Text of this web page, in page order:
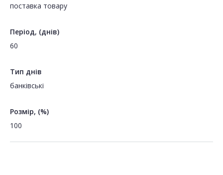
поставка товару
Період, (днів)
60
Тип днів
банківські
Розмір, (%)
100